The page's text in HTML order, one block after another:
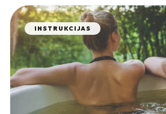
INSTRUKCIJAS